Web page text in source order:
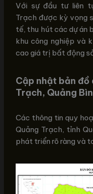
Với sự đầu tư liên
Trạch được kỳ vọng
tế, thu hút các dự án
khu công nghiệp và
cao giá trị bất động
Cập nhật bản đồ
Trạch, Quảng
Các thông tin quy
Quảng Trạch, tỉnh
phát triển rõ ràng và